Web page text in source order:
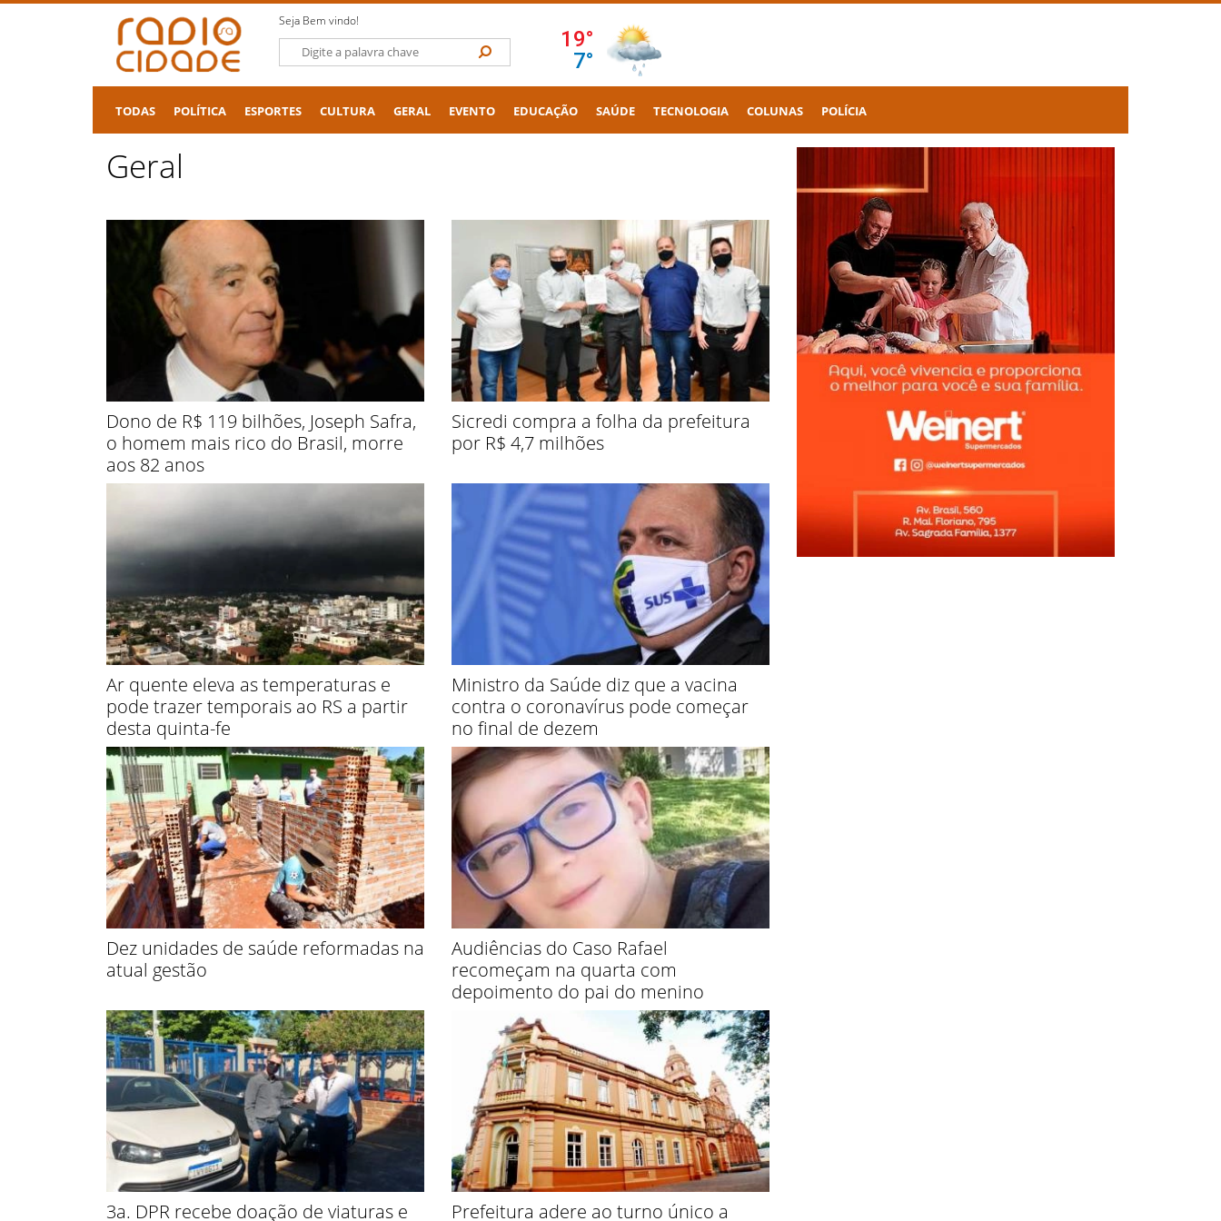
Seja Bem vindo!
TODAS POLÍTICA ESPORTES CULTURA GERAL EVENTO EDUCAÇÃO SAÚDE TECNOLOGIA COLUNAS POLÍCIA
Geral
Dono de R$ 119 bilhões, Joseph Safra,
o homem mais rico do Brasil, morre
aos 82 anos
Sicredi compra a folha da prefeitura
por R$ 4,7 milhões
Ar quente eleva as temperaturas e
pode trazer temporais ao RS a partir
desta quinta-fe
Ministro da Saúde diz que a vacina
contra o coronavírus pode começar
no final de dezem
Dez unidades de saúde reformadas na
atual gestão
Audiências do Caso Rafael
recomeçam na quarta com
depoimento do pai do menino
3a. DPR recebe doação de viaturas e
Prefeitura adere ao turno único a